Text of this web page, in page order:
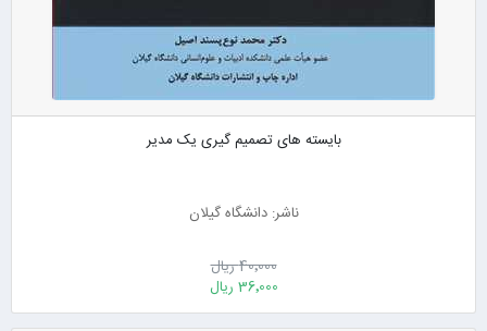
بایسته های تصمیم گیری یک مدیر
ناشر: دانشگاه گیلان
40٬000 ریال
36٬000 ریال